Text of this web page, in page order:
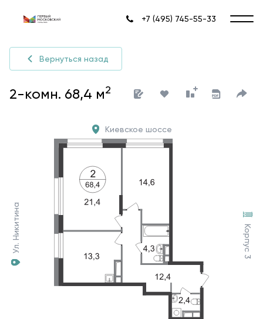
+7 (495) 745-55-33
Вернуться назад
2-комн. 68,4 м2
Ул. Никитина Корпус 3
Киевское шоссе